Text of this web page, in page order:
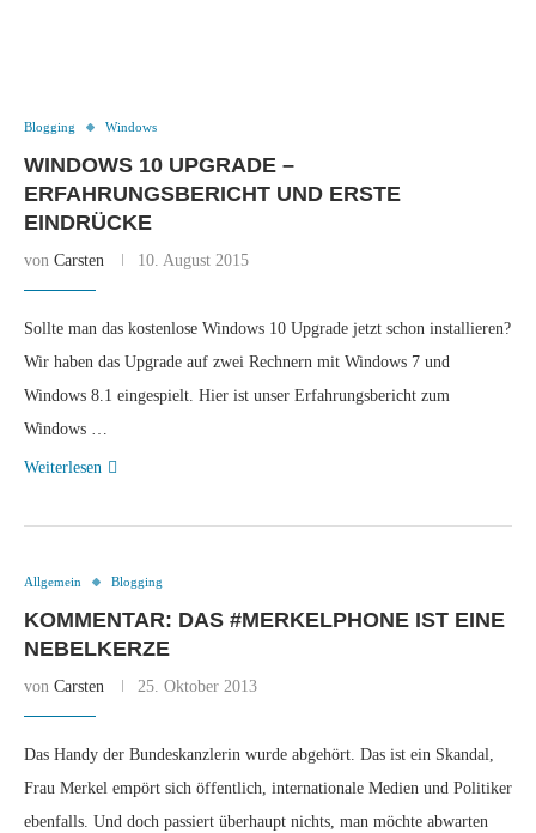
Blogging Windows
WINDOWS 10 UPGRADE –
ERFAHRUNGSBERICHT UND ERSTE
EINDRÜCKE
von Carsten 10. August 2015
Sollte man das kostenlose Windows 10 Upgrade jetzt schon installieren?
Wir haben das Upgrade auf zwei Rechnern mit Windows 7 und
Windows 8.1 eingespielt. Hier ist unser Erfahrungsbericht zum
Windows …
Weiterlesen
Allgemein Blogging
KOMMENTAR: DAS #MERKELPHONE IST EINE
NEBELKERZE
von Carsten 25. Oktober 2013
Das Handy der Bundeskanzlerin wurde abgehört. Das ist ein Skandal,
Frau Merkel empört sich öffentlich, internationale Medien und Politiker
ebenfalls. Und doch passiert überhaupt nichts, man möchte abwarten